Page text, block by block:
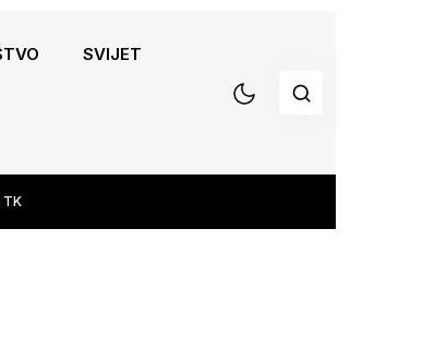
SVIJET
TK